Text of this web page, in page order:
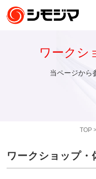
TOP
ワークシ
当ページから
ワークショップ